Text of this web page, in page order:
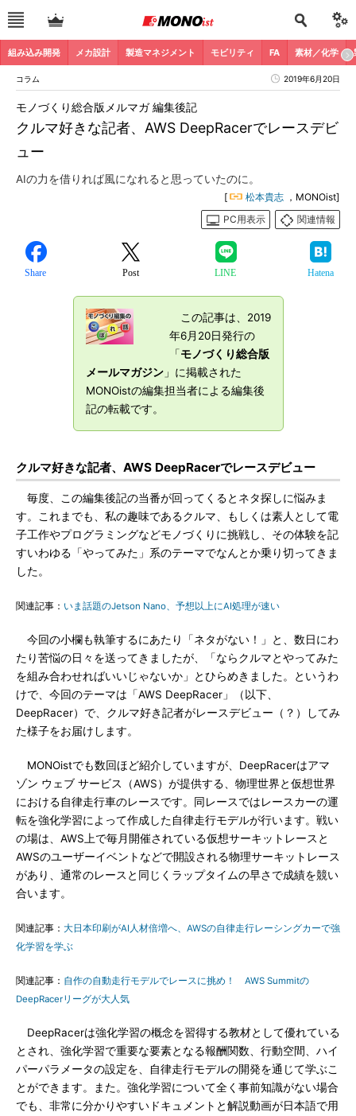
組み込み開発 メカ設計 製造マネジメント モビリティ FA 素材／化学
コラム 2019年6月20日
クルマ好きな記者、AWS DeepRacerでレースデビ
ュー
モノづくり総合版メルマガ 編集後記
AIの力を借りれば風になれると思っていたのに。
[ 松本貴志 ，MONOist]
PC用表示
関連情報
Share Post LINE Hatena
この記事は、2019
年6月20日発行の
「モノづくり総合版
メールマガジン」に掲載された
MONOistの編集担当者による編集後
記の転載です。
クルマ好きな記者、AWS DeepRacerでレースデビュー
毎度、この編集後記の当番が回ってくるとネタ探しに悩みま
す。これまでも、私の趣味であるクルマ、もしくは素人として電
子工作やプログラミングなどモノづくりに挑戦し、その体験を記
すいわゆる「やってみた」系のテーマでなんとか乗り切ってきま
した。
関連記事： いま話題のJetson Nano、予想以上にAI処理が速い
今回の小欄も執筆するにあたり「ネタがない！」と、数日にわ
たり苦悩の日々を送ってきましたが、「ならクルマとやってみた
を組み合わせればいいじゃないか」とひらめきました。というわ
けで、今回のテーマは「AWS DeepRacer」（以下、
DeepRacer）で、クルマ好き記者がレースデビュー（？）してみ
た様子をお届けします。
MONOistでも数回ほど紹介していますが、DeepRacerはアマ
ゾン ウェブ サービス（AWS）が提供する、物理世界と仮想世界
における自律走行車のレースです。同レースではレースカーの運
転を強化学習によって作成した自律走行モデルが行います。戦い
の場は、AWS上で毎月開催されている仮想サーキットレースと
AWSのユーザーイベントなどで開設される物理サーキットレース
があり、通常のレースと同じくラップタイムの早さで成績を競い
合います。
関連記事： 大日本印刷がAI人材倍増へ、AWSの自律走行レーシングカーで強
化学習を学ぶ
関連記事： 自作の自動走行モデルでレースに挑め！ AWS Summitの
DeepRacerリーグが大人気
DeepRacerは強化学習の概念を習得する教材として優れている
とされ、強化学習で重要な要素となる報酬関数、行動空間、ハイ
パーパラメータの設定を、自律走行モデルの開発を通じて学ぶこ
とができます。また。強化学習について全く事前知識がない場合
でも、非常に分かりやすいドキュメントと解説動画が日本語で用